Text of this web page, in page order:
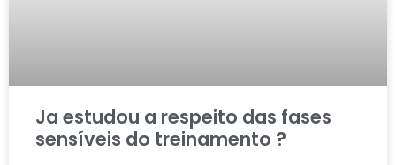
Ja estudou a respeito das fases
sensíveis do treinamento ?